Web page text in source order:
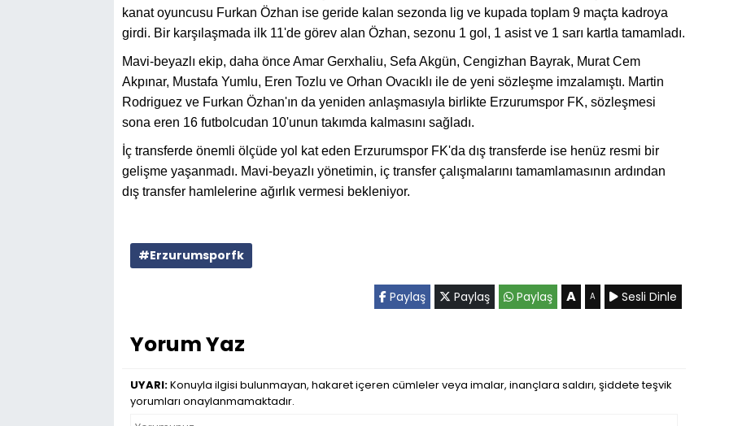
kanat oyuncusu Furkan Özhan ise geride kalan sezonda lig ve kupada toplam 9 maçta kadroya
girdi. Bir karşılaşmada ilk 11'de görev alan Özhan, sezonu 1 gol, 1 asist ve 1 sarı kartla tamamladı.
Mavi-beyazlı ekip, daha önce Amar Gerxhaliu, Sefa Akgün, Cengizhan Bayrak, Murat Cem
Akpınar, Mustafa Yumlu, Eren Tozlu ve Orhan Ovacıklı ile de yeni sözleşme imzalamıştı. Martin
Rodriguez ve Furkan Özhan'ın da yeniden anlaşmasıyla birlikte Erzurumspor FK, sözleşmesi
sona eren 16 futbolcudan 10'unun takımda kalmasını sağladı.
İç transferde önemli ölçüde yol kat eden Erzurumspor FK'da dış transferde ise henüz resmi bir
gelişme yaşanmadı. Mavi-beyazlı yönetimin, iç transfer çalışmalarını tamamlamasının ardından
dış transfer hamlelerine ağırlık vermesi bekleniyor.
#Erzurumsporfk
Paylaş Paylaş Paylaş A A Sesli Dinle
Yorum Yaz
UYARI:Konuyla ilgisi bulunmayan, hakaret içeren cümleler veya imalar, inançlara saldırı, şiddete teşvik
yorumları onaylanmamaktadır.